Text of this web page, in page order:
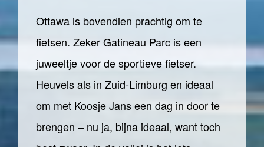
Ottawa is bovendien prachtig om te
fietsen. Zeker Gatineau Parc is een
juweeltje voor de sportieve fietser.
Heuvels als in Zuid-Limburg en ideaal
om met Koosje Jans een dag in door te
brengen – nu ja, bijna ideaal, want toch